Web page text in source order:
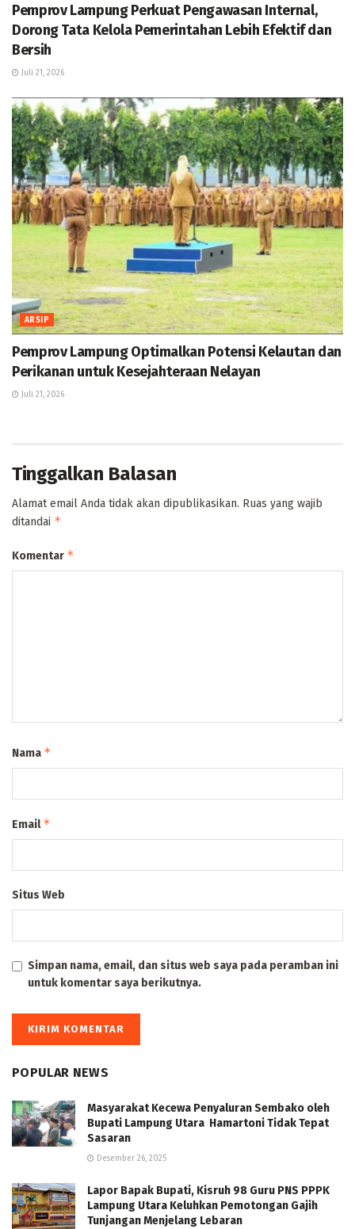
Pemprov Lampung Perkuat Pengawasan Internal,
Dorong Tata Kelola Pemerintahan Lebih Efektif dan
Bersih
Juli 21, 2026
ARSIP
Pemprov Lampung Optimalkan Potensi Kelautan dan
Perikanan untuk Kesejahteraan Nelayan
Juli 21, 2026
Tinggalkan Balasan
Alamat email Anda tidak akan dipublikasikan. Ruas yang wajib
ditandai *
Komentar *
Nama *
Email*
Situs Web
Simpan nama, email, dan situs web saya pada peramban ini
untuk komentar saya berikutnya.
POPULAR NEWS
Masyarakat Kecewa Penyaluran Sembako oleh
Bupati Lampung Utara Hamartoni Tidak Tepat
Sasaran
Desember 26, 2025
Lapor Bapak Bupati, Kisruh 98 Guru PNS PPPK
Lampung Utara Keluhkan Pemotongan Gajih
Tunjangan Menjelang Lebaran